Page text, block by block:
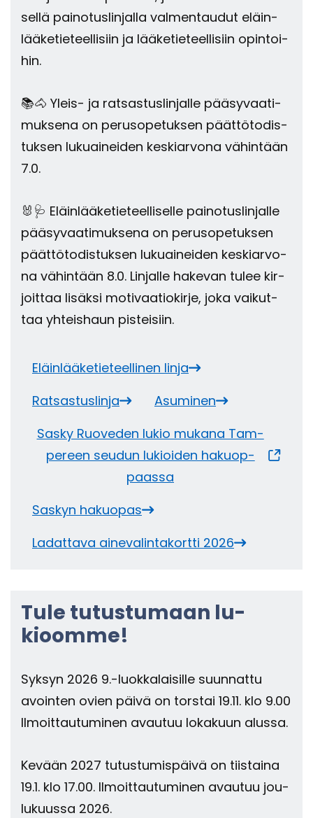
sel­lä pai­no­tus­lin­jal­la val­men­tau­dut eläin­
lää­ke­tie­teel­li­siin ja lää­ke­tie­teel­li­siin opin­toi­
hin.
📚🐴 Yleis-​ ja rat­sas­tus­lin­jal­le pää­sy­vaa­ti­
muk­se­na on pe­rus­o­pe­tuk­sen päät­tö­to­dis­
tuk­sen lu­kuai­nei­den kes­kiar­vo­na vä­hin­tään
7.0.
🐰🩺 Eläin­lää­ke­tie­teel­li­sel­le pai­no­tus­lin­jal­le
pää­sy­vaa­ti­muk­se­na on pe­rus­o­pe­tuk­sen
päät­tö­to­dis­tuk­sen lu­kuai­nei­den kes­kiar­vo­
na vä­hin­tään 8.0. Lin­jal­le ha­ke­van tulee kir­
joit­taa li­säk­si mo­ti­vaa­tio­kir­je, joka vai­kut­
taa yh­teis­haun pis­tei­siin.
Eläin­lää­ke­tie­teel­li­nen linja
Rat­sas­tus­lin­ja
Asu­mi­nen
Sasky Ruo­ve­den lukio mu­ka­na Tam­
pe­reen seu­dun lu­kioi­den ha­kuop­
paas­sa
Sas­kyn ha­kuo­pas
La­dat­ta­va ai­ne­va­lin­ta­kort­ti 2026
Tule tu­tus­tu­maan lu­
kioom­me!
Syk­syn 2026 9.-​luokkalaisille suun­nat­tu
avoin­ten ovien päivä on tors­tai 19.11. klo 9.00
Il­moit­tau­tu­mi­nen avau­tuu lo­ka­kuun alus­sa.
Ke­vään 2027 tu­tus­tu­mis­päi­vä on tiis­tai­na
19.1. klo 17.00. Il­moit­tau­tu­mi­nen avau­tuu jou­
lu­kuus­sa 2026.